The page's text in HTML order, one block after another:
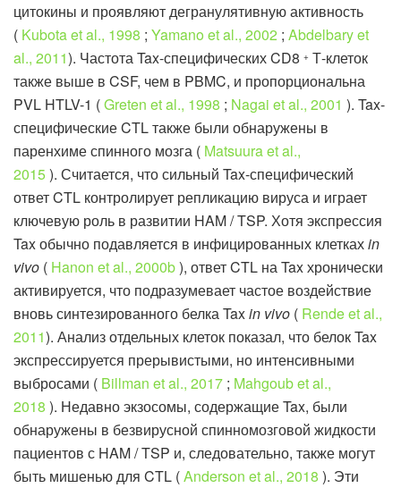
цитокины и проявляют дегранулятивную активность
( Kubota et al., 1998 ; Yamano et al., 2002 ; Abdelbary et
al., 2011). Частота Tax-специфических CD8 + Т-клеток
также выше в CSF, чем в PBMC, и пропорциональна
PVL HTLV-1 (Greten et al., 1998 ; Nagai et al., 2001 ). Tax-
специфические CTL также были обнаружены в
паренхиме спинного мозга ( Matsuura et al.,
2015). Считается, что сильный Tax-специфический
ответ CTL контролирует репликацию вируса и играет
ключевую роль в развитии HAM / TSP. Хотя экспрессия
Tax обычно подавляется в инфицированных клеткахin
vivo ( Hanon et al., 2000b), ответ CTL на Tax хронически
активируется, что подразумевает частое воздействие
вновь синтезированного белка Taxin vivo ( Rende et al.,
2011). Анализ отдельных клеток показал, что белок Tax
экспрессируется прерывистыми, но интенсивными
выбросами ( Billman et al., 2017 ; Mahgoub et al.,
2018 ). Недавно экзосомы, содержащие Tax, были
обнаружены в безвирусной спинномозговой жидкости
пациентов с HAM / TSP и, следовательно, также могут
быть мишенью для CTL (Anderson et al., 2018 ). Эти